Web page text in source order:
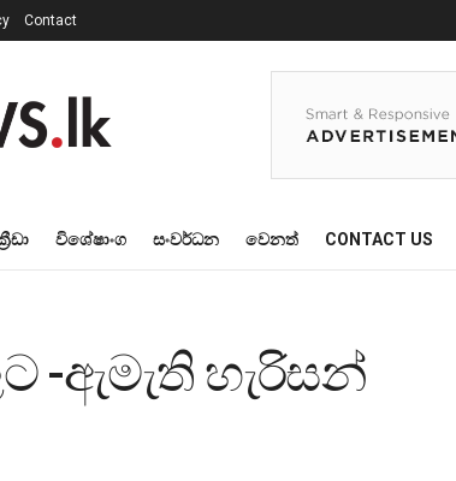
Contact
විශේෂාංග සංවර්ධන වෙනත් CONTACT US
-ඇමැති හැරිසන්